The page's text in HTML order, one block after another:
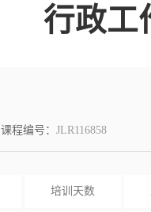
行政工
课程编号： JLR116858
培训天数